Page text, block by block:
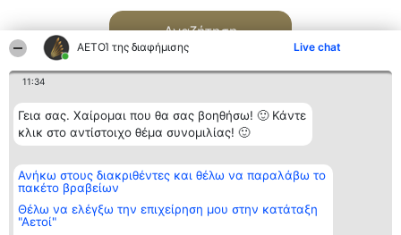
ΑΕΤΟΊ της διαφήμισης Live chat
11:34
Γεια σας. Χαίρομαι που θα σας βοηθήσω! 🙂 Κάντε
κλικ στο αντίστοιχο θέμα συνομιλίας! 🙂
Ανήκω στους διακριθέντες και θέλω να παραλάβω το
πακέτο βραβείων
Θέλω να ελέγξω την επιχείρηση μου στην κατάταξη
"Αετοί"
Αναζήτηση
Διοργανωτής της
κατάταξης
BEAUTIFUL COMPANY
ΤΗΛ. ΕΠΙΚΟΙΝΩΝΙΑΣ:
2104128019
Κατάταξη
Διακριθέντες
των
διακριθέντων
Επικοινωνία
Επικοινωνία